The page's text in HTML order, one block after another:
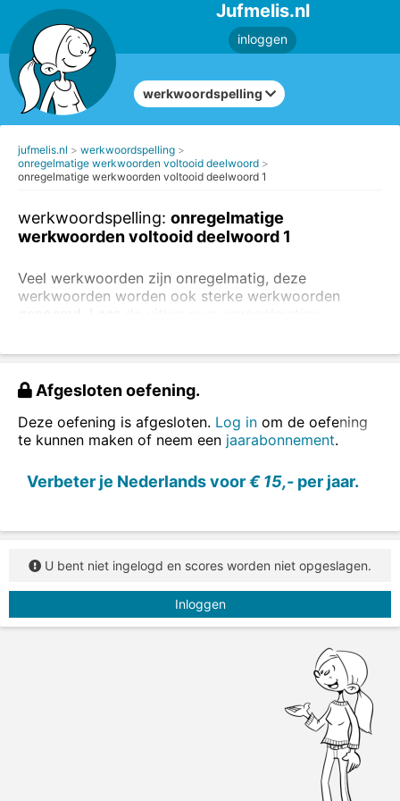
Jufmelis.nl
inloggen
werkwoordspelling
jufmelis.nl
werkwoordspelling
onregelmatige werkwoorden voltooid deelwoord
onregelmatige werkwoorden voltooid deelwoord 1
werkwoordspelling: onregelmatige
werkwoorden voltooid deelwoord 1
Veel werkwoorden zijn onregelmatig, deze
werkwoorden worden ook sterke werkwoorden
te maken over regelmatige voltooid deelwoorden.
Vul het voltooid deelwoord in.
Afgesloten oefening.
Deze oefening is afgesloten. Log in om de oefening
te kunnen maken of neem een jaarabonnement.
Verbeter je Nederlands voor€ 15,- per jaar.
U bent niet ingelogd en scores worden niet opgeslagen.
Inloggen